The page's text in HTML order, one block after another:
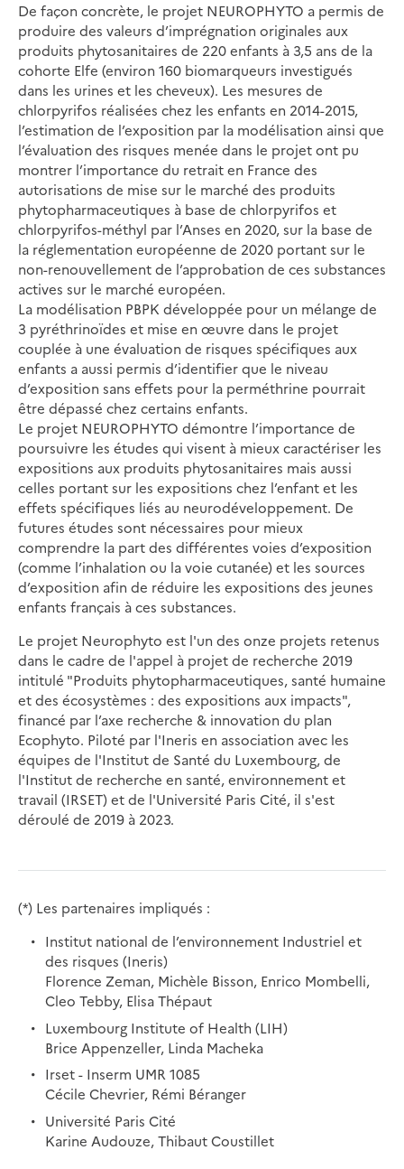
De façon concrète, le projet NEUROPHYTO a permis de
produire des valeurs d’imprégnation originales aux
produits phytosanitaires de 220 enfants à 3,5 ans de la
cohorte Elfe (environ 160 biomarqueurs investigués
dans les urines et les cheveux). Les mesures de
chlorpyrifos réalisées chez les enfants en 2014-2015,
l’estimation de l’exposition par la modélisation ainsi que
l’évaluation des risques menée dans le projet ont pu
montrer l’importance du retrait en France des
autorisations de mise sur le marché des produits
phytopharmaceutiques à base de chlorpyrifos et
chlorpyrifos-méthyl par l’Anses en 2020, sur la base de
la réglementation européenne de 2020 portant sur le
non-renouvellement de l’approbation de ces substances
actives sur le marché européen.
La modélisation PBPK développée pour un mélange de
3 pyréthrinoïdes et mise en œuvre dans le projet
couplée à une évaluation de risques spécifiques aux
enfants a aussi permis d’identifier que le niveau
d’exposition sans effets pour la perméthrine pourrait
être dépassé chez certains enfants.
Le projet NEUROPHYTO démontre l’importance de
poursuivre les études qui visent à mieux caractériser les
expositions aux produits phytosanitaires mais aussi
celles portant sur les expositions chez l’enfant et les
effets spécifiques liés au neurodéveloppement. De
futures études sont nécessaires pour mieux
comprendre la part des différentes voies d’exposition
(comme l’inhalation ou la voie cutanée) et les sources
d’exposition afin de réduire les expositions des jeunes
enfants français à ces substances.
Le projet Neurophyto est l'un des onze projets retenus
dans le cadre de l'appel à projet de recherche 2019
intitulé "Produits phytopharmaceutiques, santé humaine
et des écosystèmes : des expositions aux impacts",
financé par l’axe recherche & innovation du plan
Ecophyto. Piloté par l'Ineris en association avec les
équipes de l'Institut de Santé du Luxembourg, de
l'Institut de recherche en santé, environnement et
travail (IRSET) et de l'Université Paris Cité, il s'est
déroulé de 2019 à 2023.
(*) Les partenaires impliqués :
Institut national de l’environnement Industriel et
des risques (Ineris)
Florence Zeman, Michèle Bisson, Enrico Mombelli,
Cleo Tebby, Elisa Thépaut
Luxembourg Institute of Health (LIH)
Brice Appenzeller, Linda Macheka
Irset - Inserm UMR 1085
Cécile Chevrier, Rémi Béranger
Université Paris Cité
Karine Audouze, Thibaut Coustillet